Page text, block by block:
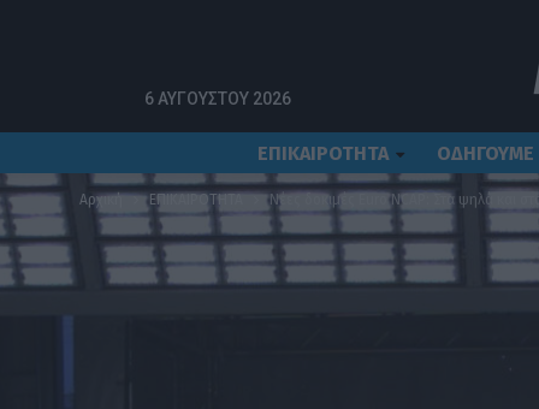
6 ΑΥΓΟΎΣΤΟΥ 2026
ΕΠΙΚΑΙΡΟΤΗΤΑ ΟΔΗΓΟΥΜΕ
Αρχική ΕΠΙΚΑΙΡΟΤΗΤΑ Νέες δοκιμές Euro NCAP: Στα ψηλά και